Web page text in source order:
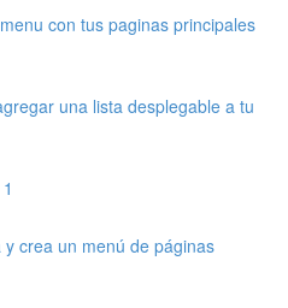
con tus paginas principales
una lista desplegable a tu
crea un menú de páginas